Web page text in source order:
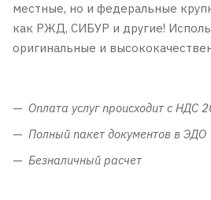
местные, но и федеральные
как РЖД, СИБУР и другие!
оригинальные и
Оплата услуг происходит с НДС
Полный пакет документов в ЭДО
Безналичный расчет